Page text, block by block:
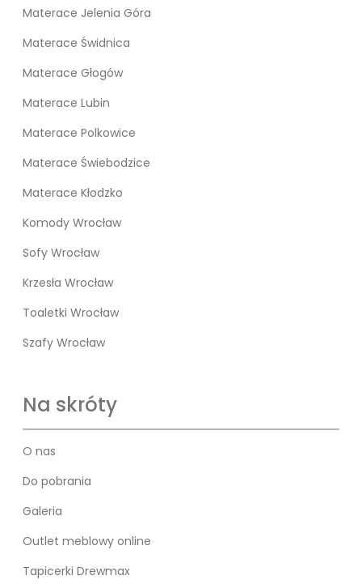
Materace Jelenia Góra
Materace Świdnica
Materace Głogów
Materace Lubin
Materace Polkowice
Materace Świebodzice
Materace Kłodzko
Komody Wrocław
Sofy Wrocław
Krzesła Wrocław
Toaletki Wrocław
Szafy Wrocław
Na skróty
O nas
Do pobrania
Galeria
Outlet meblowy online
Tapicerki Drewmax